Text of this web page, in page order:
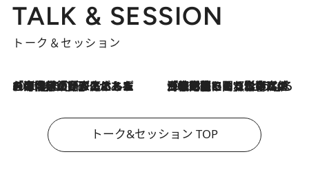
TALK & SESSION
トーク＆セッション
2026.8.3
「今後値上げがあるとすれば…」「リスクがあるのは今年の冬」エネルギー専門家が語る、ホルムズ海峡封鎖が家庭にもたらす“ある心配” 2026.8.3
「住宅建てられない…」「サーチャージ料の高値が続いている」ホルムズ海峡封鎖による影響はいつまで続く？《エネルギー専門家に聞く“どうなる日本の暮らし”》
トーク&セッション TOP